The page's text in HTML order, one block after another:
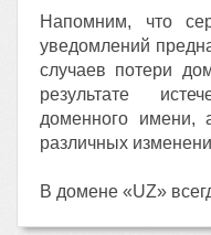
Напомним, что
уведомлений
случаев потери
результате
доменного имени,
различных
В домене «UZ»